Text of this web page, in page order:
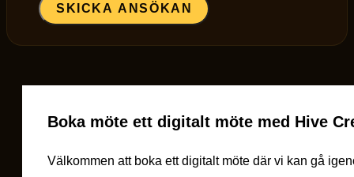
SKICKA ANSÖKAN